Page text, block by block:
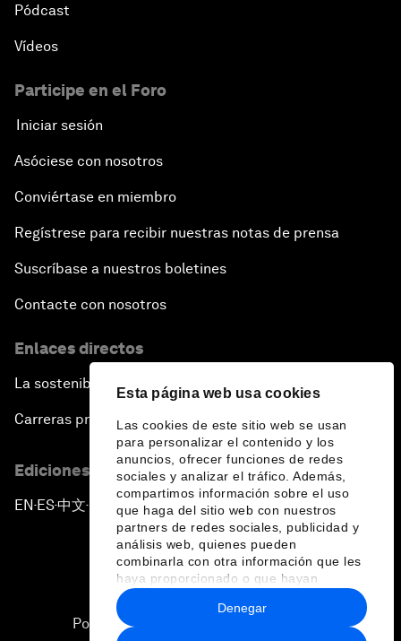
Esta página web usa cookies
Las cookies de este sitio web se usan
para personalizar el contenido y los
anuncios, ofrecer funciones de redes
sociales y analizar el tráfico. Además,
compartimos información sobre el uso
que haga del sitio web con nuestros
partners de redes sociales, publicidad y
análisis web, quienes pueden
combinarla con otra información que les
haya proporcionado o que hayan
recopilado a partir del uso que haya
hecho de sus servicios.
Denegar
Pódcast
Vídeos
Participe en el Foro
Iniciar sesión
Asóciese con nosotros
Conviértase en miembro
Regístrese para recibir nuestras notas de prensa
Suscríbase a nuestros boletines
Contacte con nosotros
Enlaces directos
La sostenibilidad en el Foro
Carreras profesionales
Ediciones en otros idiomas
EN ▪ ES▪中文▪ 日本語
Política de privacidad y normas de uso